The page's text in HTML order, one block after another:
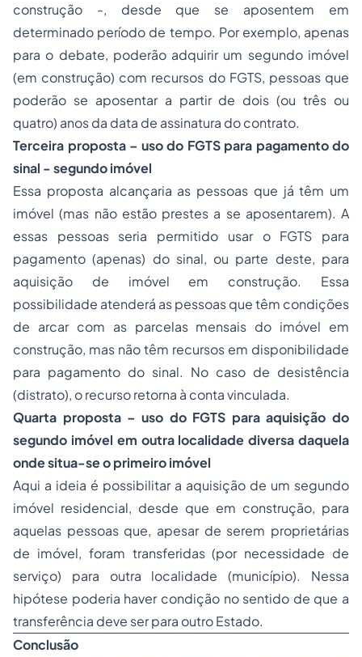
construção -, desde que se aposentem em
determinado período de tempo. Por exemplo, apenas
para o debate, poderão adquirir um segundo imóvel
(em construção) com recursos do FGTS, pessoas que
poderão se aposentar a partir de dois (ou três ou
quatro) anos da data de assinatura do contrato.
Terceira proposta – uso do FGTS para pagamento do
sinal - segundo imóvel
Essa proposta alcançaria as pessoas que já têm um
imóvel (mas não estão prestes a se aposentarem). A
essas pessoas seria permitido usar o FGTS para
pagamento (apenas) do sinal, ou parte deste, para
aquisição de imóvel em construção. Essa
possibilidade atenderá as pessoas que têm condições
de arcar com as parcelas mensais do imóvel em
construção, mas não têm recursos em disponibilidade
para pagamento do sinal. No caso de desistência
(distrato), o recurso retorna à conta vinculada.
Quarta proposta – uso do FGTS para aquisição do
segundo imóvel em outra localidade diversa daquela
onde situa-se o primeiro imóvel
Aqui a ideia é possibilitar a aquisição de um segundo
imóvel residencial, desde que em construção, para
aquelas pessoas que, apesar de serem proprietárias
de imóvel, foram transferidas (por necessidade de
serviço) para outra localidade (município). Nessa
hipótese poderia haver condição no sentido de que a
transferência deve ser para outro Estado.
Conclusão